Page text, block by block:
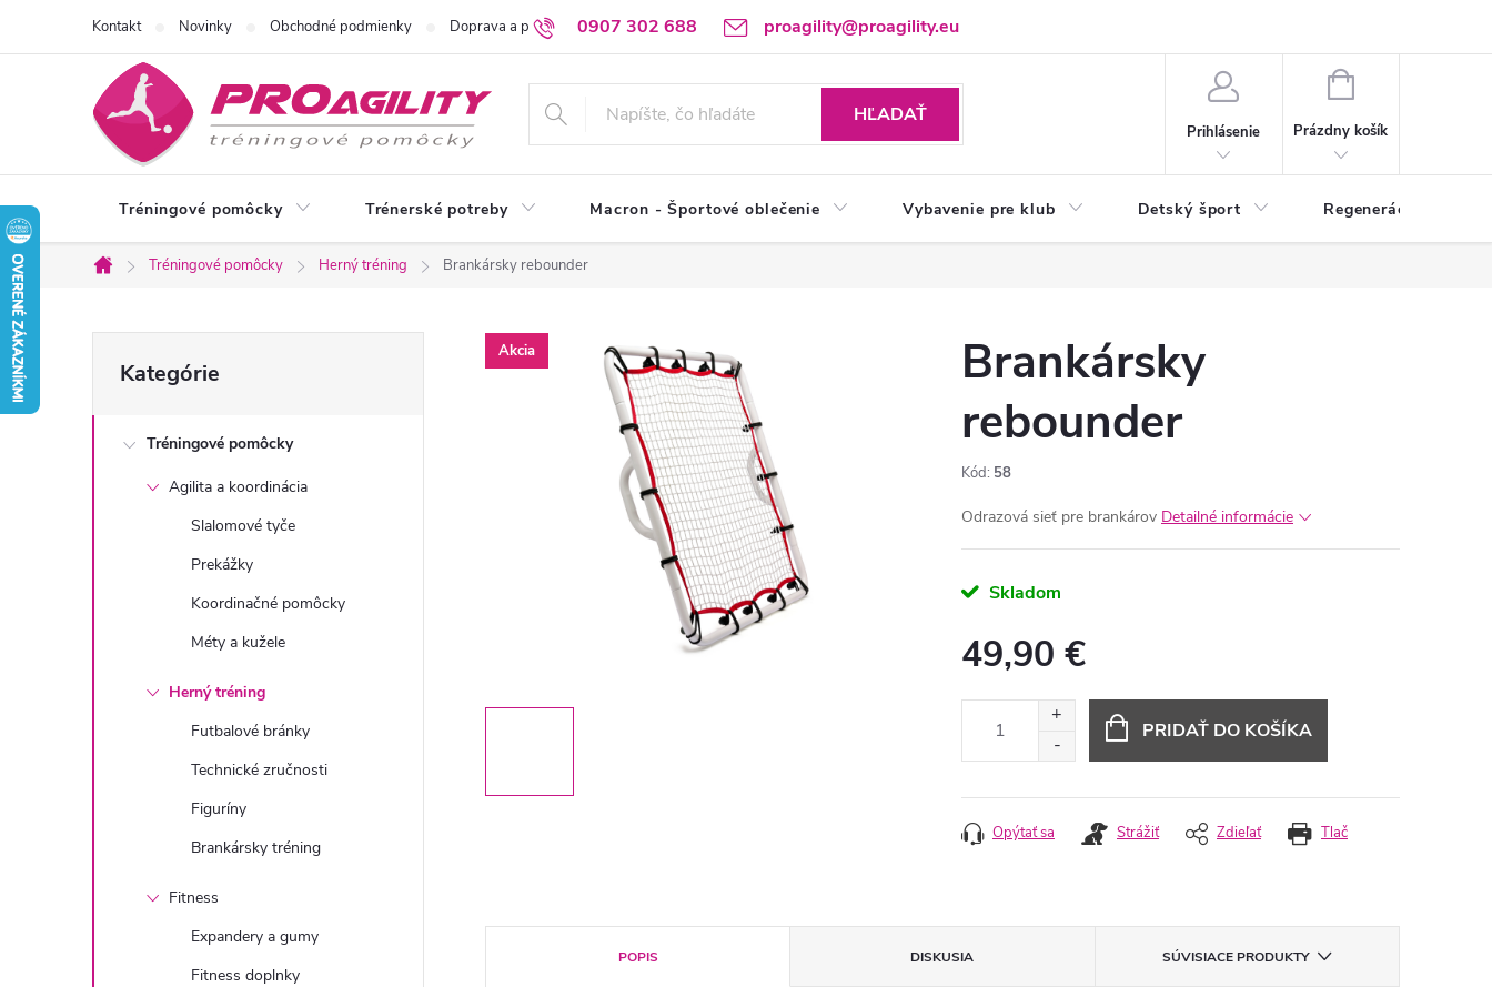
0907 302 688 proagility@proagility.eu
Kontakt Novinky Obchodné podmienky Doprava a platba Ochrana osobných údajov / GDPR Výdajné miesto
HĽADAŤ
Prihlásenie
NÁKUPNÝ
Prázdny košík
Tréningové pomôcky Trénerské potreby Macron - Športové oblečenie Vybavenie pre klub Detský šport Regenerácia
Domov
Tréningové pomôcky Herný tréning Brankársky rebounder
o
kategórie
Kategórie
Tréningové pomôcky
Agilita a koordinácia
Slalomové tyče
Prekážky
Koordinačné pomôcky
Méty a kužele
Herný tréning
Futbalové bránky
Technické zručnosti
Figuríny
Brankársky tréning
Fitness
Expandery a gumy
Fitness doplnky
Akcia
Brankársky
rebounder
Kód: 58
Odrazová sieť pre brankárov Detailné informácie
Skladom
49,90 €
PRIDAŤ DO KOŠÍKA
Tlač
Opýtať sa Strážiť Zdieľať
POPIS DISKUSIA SÚVISIACE PRODUKTY